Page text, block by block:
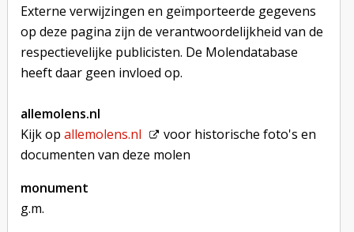
Externe verwijzingen en geïmporteerde gegevens
op deze pagina zijn de verantwoordelijkheid van de
respectievelijke publicisten. De Molendatabase
heeft daar geen invloed op.
allemolens.nl
Kijk op allemolens.nl
voor historische foto's en
documenten van deze molen
monument
g.m.